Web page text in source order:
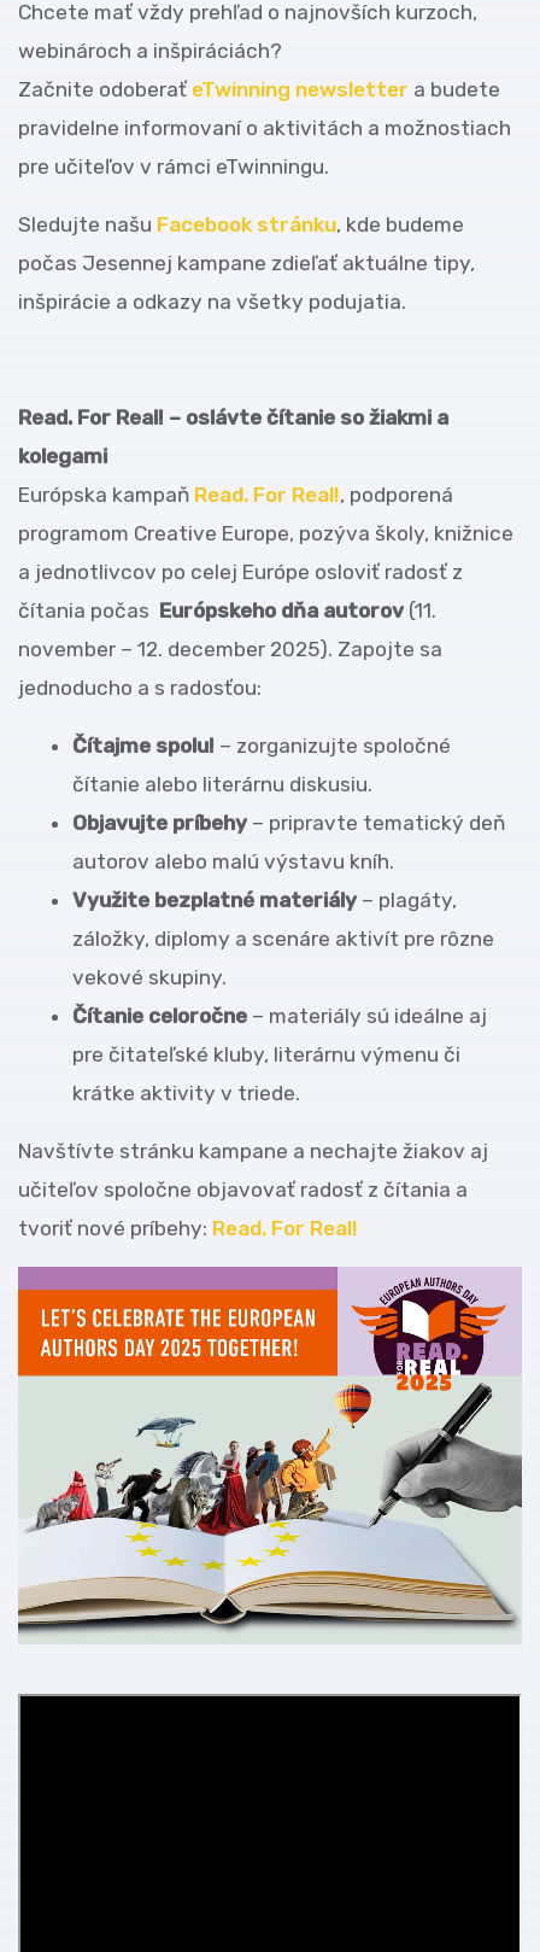
Chcete mať vždy prehľad o najnovších kurzoch,
webinároch a inšpiráciách?
Začnite odoberať eTwinning newsletter a budete
pravidelne informovaní o aktivitách a možnostiach
pre učiteľov v rámci eTwinningu.
Sledujte našu Facebook stránku, kde budeme
počas Jesennej kampane zdieľať aktuálne tipy,
inšpirácie a odkazy na všetky podujatia.
Read. For Real! – oslávte čítanie so žiakmi a
kolegami
Európska kampaň Read. For Real!, podporená
programom Creative Europe, pozýva školy, knižnice
a jednotlivcov po celej Európe osloviť radosť z
čítania počas Európskeho dňa autorov (11.
november – 12. december 2025). Zapojte sa
jednoducho a s radosťou:
Čítajme spolu! – zorganizujte spoločné
čítanie alebo literárnu diskusiu.
Objavujte príbehy – pripravte tematický deň
autorov alebo malú výstavu kníh.
Využite bezplatné materiály – plagáty,
záložky, diplomy a scenáre aktivít pre rôzne
vekové skupiny.
Čítanie celoročne – materiály sú ideálne aj
pre čitateľské kluby, literárnu výmenu či
krátke aktivity v triede.
Navštívte stránku kampane a nechajte žiakov aj
učiteľov spoločne objavovať radosť z čítania a
tvoriť nové príbehy: Read. For Real!